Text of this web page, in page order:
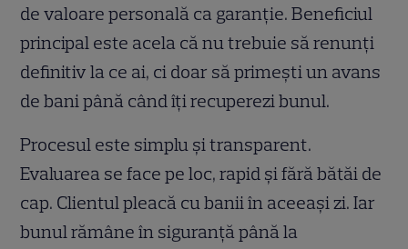
de valoare personală ca garanție. Beneficiul
principal este acela că nu trebuie să renunți
definitiv la ce ai, ci doar să primești un avans
de bani până când îți recuperezi bunul.
Procesul este simplu și transparent.
Evaluarea se face pe loc, rapid și fără bătăi de
cap. Clientul pleacă cu banii în aceeași zi. Iar
bunul rămâne în siguranță până la